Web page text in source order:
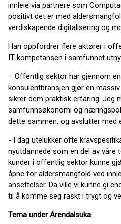
innleie via partnere som
positivt det er med
verdiskapende digitalisering og
Han oppfordrer flere aktører i
IT-kompetansen i samfunnet
– Offentlig sektor har gjennom
konsulentbransjen gjør en
sikrer dem praktisk erfaring. Jeg
samfunnsøkonomi og
dette sammen, og avslutter med
- I dag utelukker ofte
nyutdannede som en del av våre
kunder i offentlig sektor kunne
åpne for aldersmangfold ved
ansettelser. Da ville vi kunne gi
til å komme seg raskt i trygt og
Tema under Arendalsuka